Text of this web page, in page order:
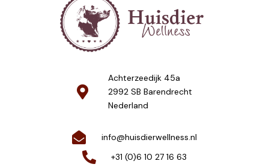
Achterzeedijk 45a
2992 SB Barendrecht
Nederland
info@huisdierwellness.nl
+31 (0)6 10 27 16 63